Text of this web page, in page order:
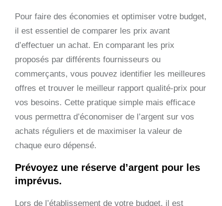
Pour faire des économies et optimiser votre budget,
il est essentiel de comparer les prix avant
d’effectuer un achat. En comparant les prix
proposés par différents fournisseurs ou
commerçants, vous pouvez identifier les meilleures
offres et trouver le meilleur rapport qualité-prix pour
vos besoins. Cette pratique simple mais efficace
vous permettra d’économiser de l’argent sur vos
achats réguliers et de maximiser la valeur de
chaque euro dépensé.
Prévoyez une réserve d’argent pour les
imprévus.
Lors de l’établissement de votre budget, il est